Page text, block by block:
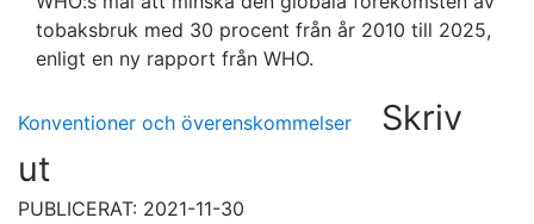
tobaksbruk med 30 procent från år 2010 till 2025,
enligt en ny rapport från WHO.
Konventioner och överenskommelser
Skriv
ut
PUBLICERAT: 2021-11-30